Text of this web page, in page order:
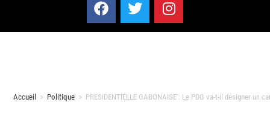
Accueil > Politique > PRESIDENTIELLE GABONAISE : Le PDG va-t-il désigner un